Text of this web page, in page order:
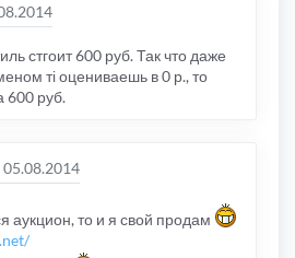
стгоит 600 руб. Так что даже
ті оцениваешь в 0 р., то
600 руб.
Сообщение
05.08.2014
аукцион, то и я свой продам